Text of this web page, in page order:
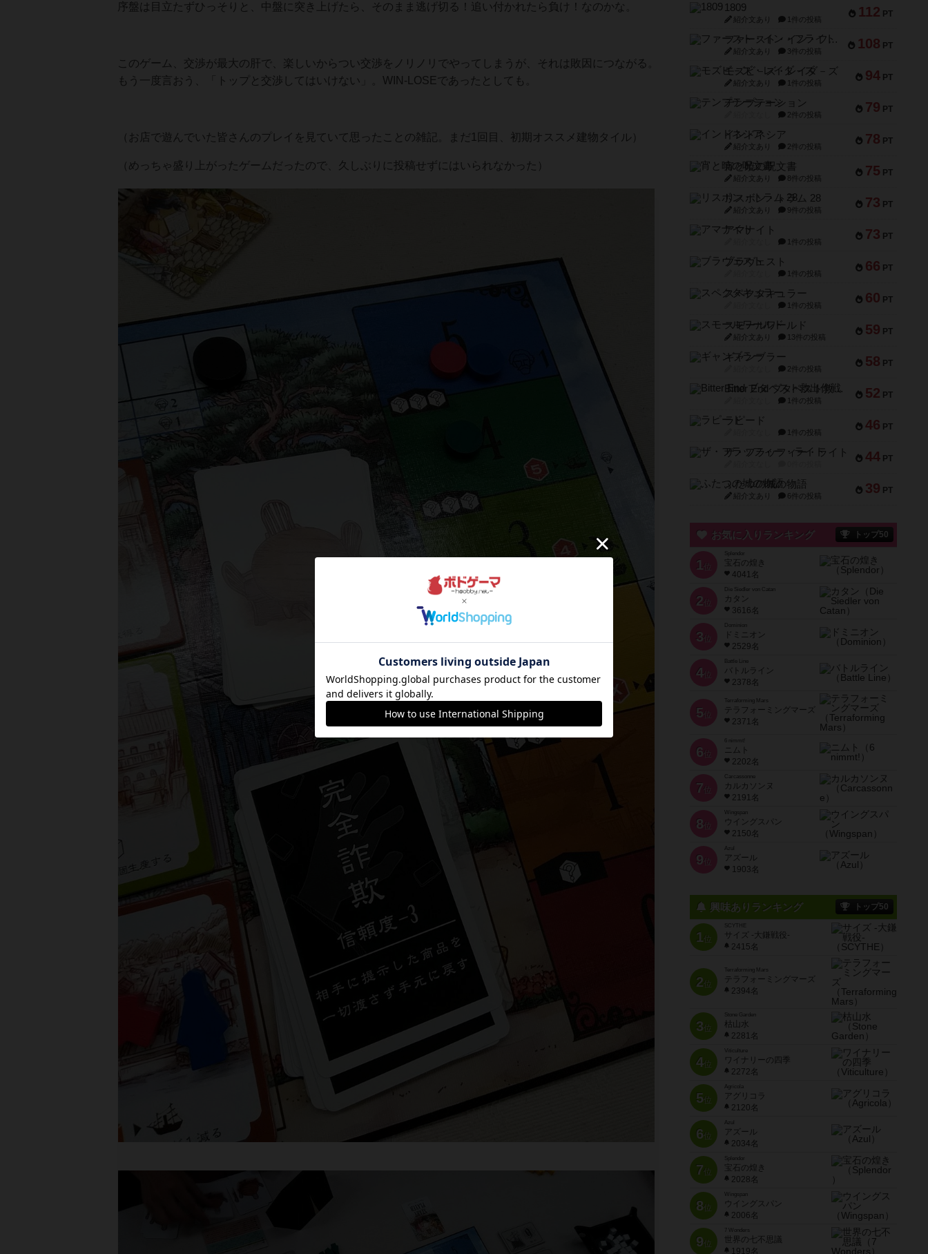
序盤は目立たずひっそりと、中盤に突き上げたら、そのまま逃げ切る！追い付かれたら負け！なのかな。
このゲーム、交渉が最大の肝で、楽しいからつい交渉をノリノリでやってしまうが、それは敗因につながる。
もう一度言おう、「トップと交渉してはいけない」。WIN-LOSEであったとしても。
（お店で遊んでいた皆さんのプレイを見ていて思ったことの雑記。まだ1回目、初期オススメ建物タイル）
（めっちゃ盛り上がったゲームだったので、久しぶりに投稿せずにはいられなかった）
112 PT
1809
紹介文あり 1件の投稿
108 PT
ファースト・イン・フライト
紹介文あり 3件の投稿
94 PT
モズビ－ズ・レイダ－ズ
紹介文あり 1件の投稿
79 PT
テンプテーション
2件の投稿
78 PT
インドネシア
紹介文あり 2件の投稿
75 PT
宵と暁の呪文書
紹介文あり 8件の投稿
73 PT
リスボン・トラム 28
紹介文あり 9件の投稿
73 PT
アマナイト
1件の投稿
66 PT
ブラヴェスト
1件の投稿
60 PT
スペクタキュラー
1件の投稿
59 PT
スモールワールド
紹介文あり 13件の投稿
58 PT
ギャンブラー
2件の投稿
52 PT
Bitter End ブタペスト救出作戦
1件の投稿
46 PT
ラピード
1件の投稿
44 PT
ザ・フラッフィー・ライト
39 PT
ふたつの城の物語
紹介文あり 6件の投稿
お気に入りランキング トップ50
1 位
宝石の煌き
4041名
2 位
Die Siedler von Catan
カタン
3616名
3 位
ドミニオン
2529名
4位
Battle Line
バトルライン
2378名
5 位
Terraforming Mars
テラフォーミングマーズ
2371名
6 位
ニムト
2202名
7 位
Carcassonne
カルカソンヌ
2191名
8 位
Wingspan
ウイングスパン
2150名
9 位
Azul
アズール
1903名
興味ありランキング トップ50
1位
SCYTHE
サイズ -大鎌戦役-
2415名
2位
Terraforming Mars
テラフォーミングマーズ
2394名
3位
Stone Garden
枯山水
2281名
4位
Viticulture
ワイナリーの四季
2272名
5位
Agricola
アグリコラ
2120名
6位
Azul
アズール
2034名
7位
宝石の煌き
2028名
8位
Wingspan
ウイングスパン
2006名
9位
7 Wonders
世界の七不思議
1919名